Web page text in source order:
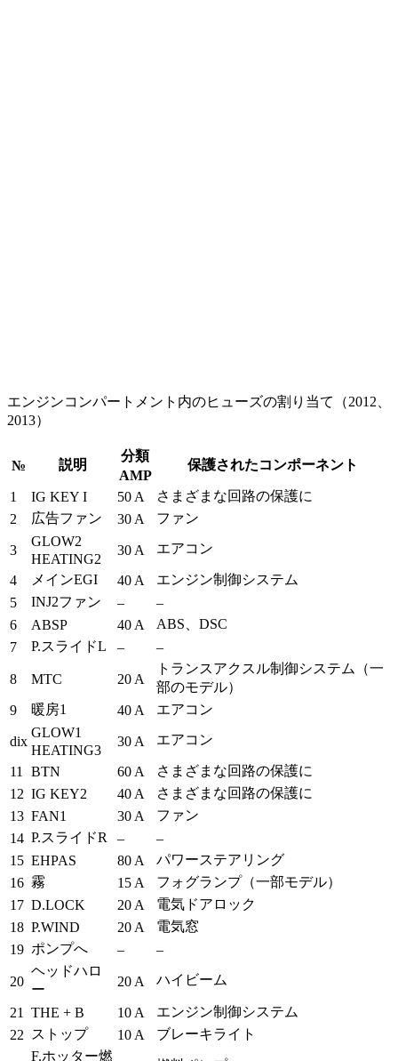
エンジンコンパートメント内のヒューズの割り当て（2012、
2013）
№ 説明
分類
AMP
保護されたコンポーネント
1 IG KEY I 50 A
さまざまな回路の保護に
2
広告ファン 30 A ファン
3
GLOW2
HEATING2
30 A エアコン
4 メインEGI 40 A
エンジン制御システム
5
INJ2ファン –
–
6
ABSP 40 A
ABS、DSC
7
P.スライドL – –
8 MTC 20 A
トランスアクスル制御システム（一
部のモデル）
9
暖房1 40 A エアコン
dix
GLOW1
HEATING3
30 A エアコン
11 BTN 60 A
さまざまな回路の保護に
12 IG KEY2 40 A
さまざまな回路の保護に
13 FAN1 30 A
ファン
14 P.スライドR –
–
15 EHPAS 80 A
パワーステアリング
16 霧 15 A
フォグランプ（一部モデル）
17 D.LOCK 20 A
電気ドアロック
18 P.WIND 20 A
電気窓
19 ポンプへ – –
20
ヘッドハロ
ー
20 A ハイビーム
21 THE + B 10 A
エンジン制御システム
22
ストップ 10 A ブレーキライト
F.ホッター燃